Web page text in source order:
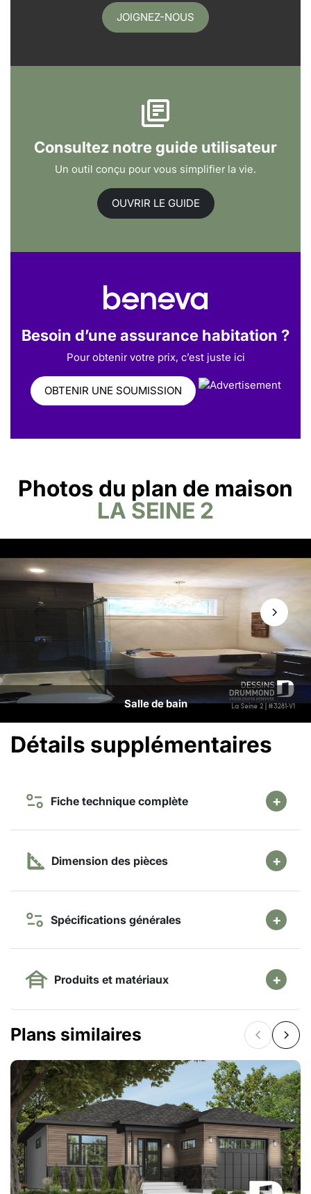
JOIGNEZ-NOUS
Consultez notre guide utilisateur
Un outil conçu pour vous simplifier la vie.
OUVRIR LE GUIDE
Besoin d’une assurance habitation ?
Pour obtenir votre prix, c’est juste ici
OBTENIR UNE SOUMISSION
Photos du plan de maison
LA SEINE 2
Salle de bain
Détails supplémentaires
Fiche technique complète
Dimension des pièces
Spécifications générales
Produits et matériaux
Plans similaires